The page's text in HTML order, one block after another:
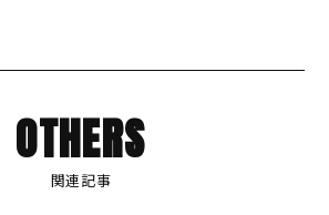
OTHERS
関連記事